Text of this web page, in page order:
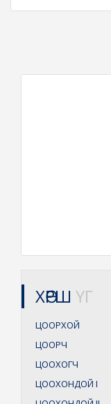
ХӨРШ ҮГ
ЦООРХОЙ
ЦООРЧ
ЦООХОГЧ
ЦООХОНДОЙ I